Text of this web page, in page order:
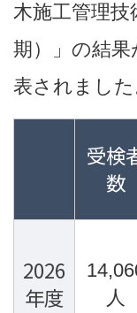
木施工管理技
期）」の結果
表されました
受検
数
2026
年度
人